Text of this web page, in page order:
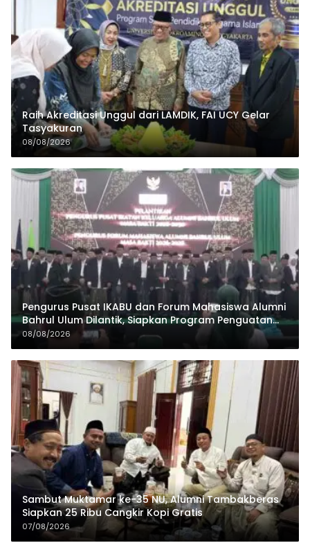
Raih Akreditasi Unggul dari LAMDIK, FAI UCY Gelar
Tasyakuran
08/08/2026
Pengurus Pusat IKABU dan Forum Mahasiswa Alumni
Bahrul Ulum Dilantik, Siapkan Program Penguatan
Organisasi dan Ekonomi
08/08/2026
Sambut Muktamar ke-35 NU, Alumni Tambakberas
Siapkan 25 Ribu Cangkir Kopi Gratis
07/08/2026